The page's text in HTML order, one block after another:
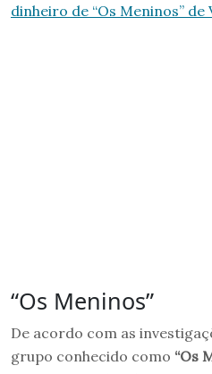
dinheiro de “Os Meninos” de
“Os Meninos”
De acordo com as
grupo conhecido como “Os